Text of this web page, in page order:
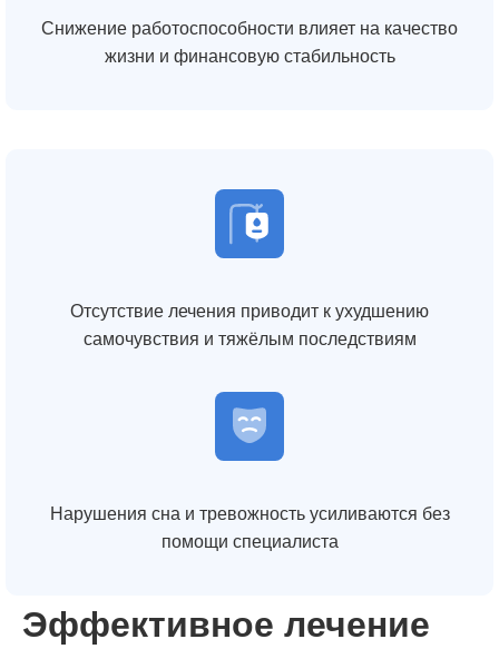
Снижение работоспособности влияет на качество
жизни и финансовую стабильность
Отсутствие лечения приводит к ухудшению
самочувствия и тяжёлым последствиям
Нарушения сна и тревожность усиливаются без
помощи специалиста
Эффективное лечение